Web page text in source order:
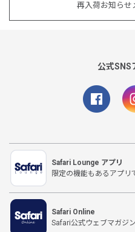
再入荷お知らせ
公式SNS
Safari Lounge アプリ
限定の機能もあるアプリ
Safari Online
Safari公式ウェブマガジン